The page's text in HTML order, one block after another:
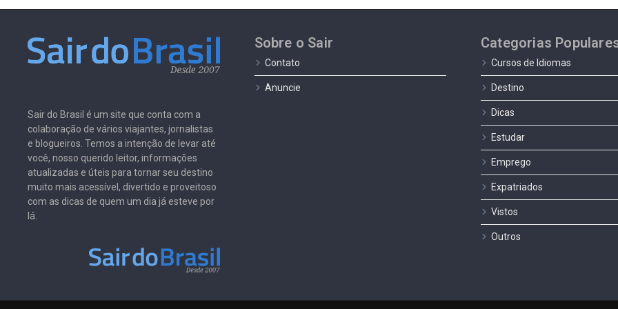
Sair do Brasil é um site que conta com a
colaboração de vários viajantes, jornalistas
e blogueiros. Temos a intenção de levar até
você, nosso querido leitor, informações
atualizadas e úteis para tornar seu destino
muito mais acessível, divertido e proveitoso
com as dicas de quem um dia já esteve por
lá.
Sobre o Sair
Contato
Anuncie
Categorias
Cursos de Idiomas
Destino
Dicas
Estudar
Emprego
Expatriados
Vistos
Outros